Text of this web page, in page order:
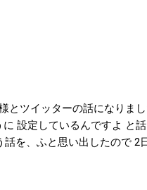
とツイッターの話になりま
設定しているんですよ と
を、ふと思い出したので 2